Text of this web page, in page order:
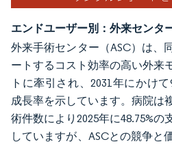
エンドユーザー別：外来センタ
外来手術センター（ASC）は、
ートするコスト効率の高い外来
トに牽引され、2031年にかけ
成長率を示しています。病院は
術件数により2025年に48.75%
していますが、ASCとの競争と